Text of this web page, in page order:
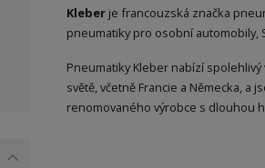
Kleber je francouzská značka
pneumatiky pro osobní automobily,
Pneumatiky Kleber nabízí
světě, včetně Francie a Německa,
renomovaného výrobce s dlouhou